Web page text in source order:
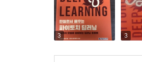
_9장. 동영상 분류
화상 분류와 동영상 분류
3 3